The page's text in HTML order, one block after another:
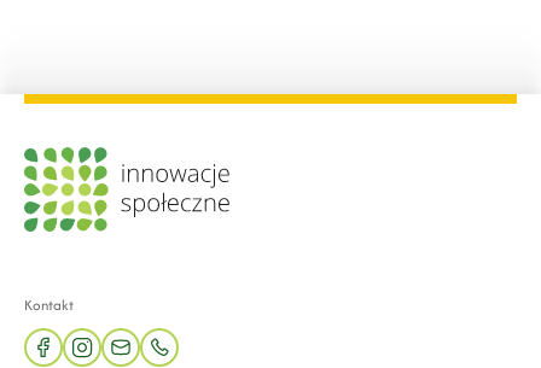
Kontakt
facebookinstagram
mail phone